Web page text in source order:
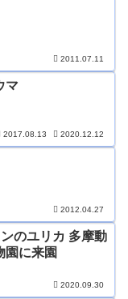
2011.07.11
マ
2017.08.13 2020.12.12
2012.04.27
のユリカ 多摩動
園に来園
2020.09.30